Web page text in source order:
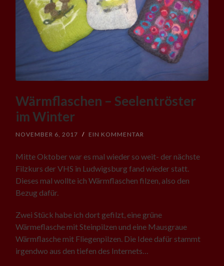
Wärmflaschen – Seelentröster
im Winter
NOVEMBER 6, 2017 / EIN KOMMENTAR
Mitte Oktober war es mal wieder so weit- der nächste
Filzkurs der VHS in Ludwigsburg fand wieder statt.
Dieses mal wollte ich Wärmflaschen filzen, also den
Bezug dafür.
Zwei Stück habe ich dort gefilzt, eine grüne
Wärmeflasche mit Steinpilzen und eine Mausgraue
Wärmflasche mit Fliegenpilzen. Die Idee dafür stammt
irgendwo aus den tiefen des Internets…